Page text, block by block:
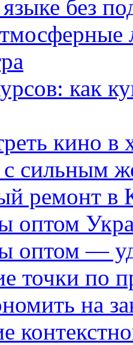
без
как
кино в
сильным
ремонт в
оптом
оптом —
точки по
на